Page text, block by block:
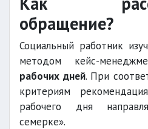
обращение?
Социальный работник
методом кейс-
рабочих дней. При
критериям
рабочего дня
семерке».